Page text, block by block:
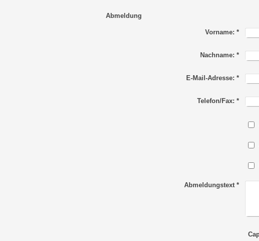
Abmeldung
Vorname: *
Nachname: *
E-Mail-Adresse: *
Telefon/Fax: *
Abmeldungstext*